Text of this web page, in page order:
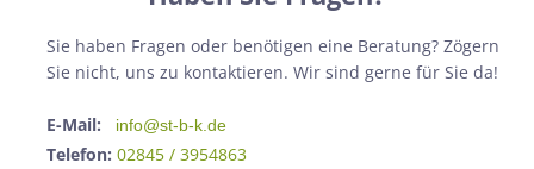
Sie haben Fragen oder benötigen eine Beratung? Zögern
Sie nicht, uns zu kontaktieren. Wir sind gerne für Sie da!
E-Mail: info@st-b-k.de
Telefon: 02845 / 3954863